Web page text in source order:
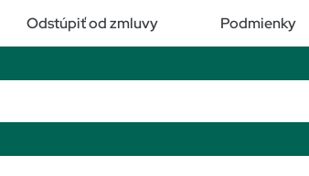
Odstúpiť od zmluvy Podmienky